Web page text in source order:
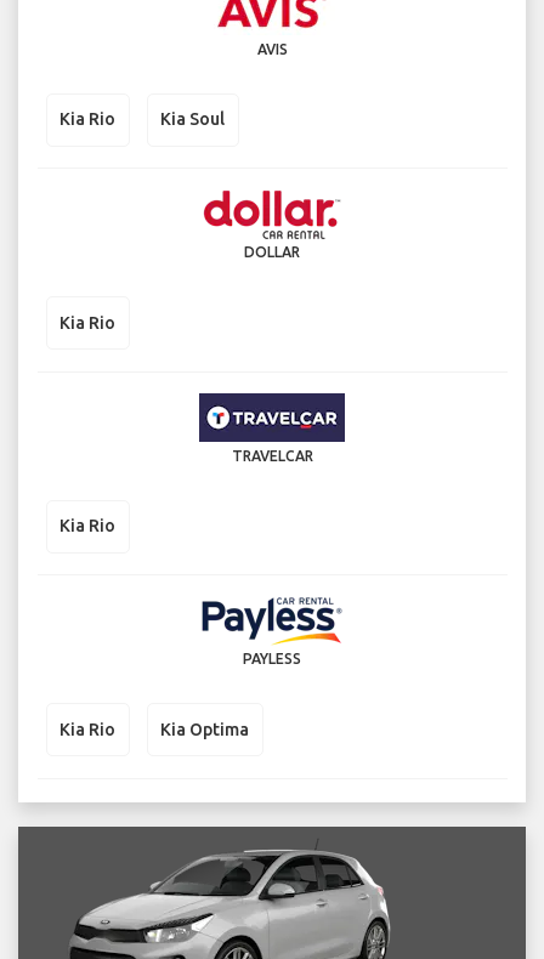
AVIS
Kia Rio Kia Soul
DOLLAR
Kia Rio
TRAVELCAR
Kia Rio
PAYLESS
Kia Rio Kia Optima